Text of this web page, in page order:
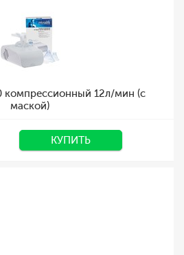
компрессионный 12л/мин (с
маской)
КУПИТЬ